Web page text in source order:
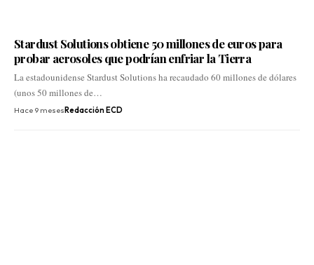
Stardust Solutions obtiene 50 millones de euros para
probar aerosoles que podrían enfriar la Tierra
La estadounidense Stardust Solutions ha recaudado 60 millones de dólares
(unos 50 millones de…
Hace 9 mesesRedacción ECD